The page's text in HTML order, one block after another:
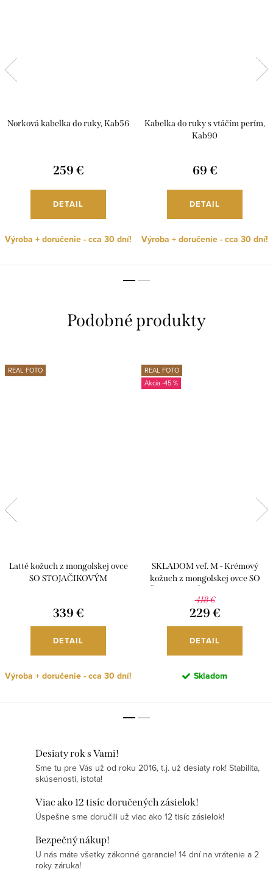
Norková kabelka do ruky, Kab56
259 €
DETAIL
Výroba + doručenie - cca 30 dní!
Kabelka do ruky s vtáčím perím,
Kab90
69 €
DETAIL
Výroba + doručenie - cca 30 dní!
REAL FOTO
Latté kožuch z mongolskej ovce
SO STOJAČIKOVÝM
339 €
DETAIL
Výroba + doručenie - cca 30 dní!
REAL FOTO
-45 %
SKLADOM veľ. M - Krémový
kožuch z mongolskej ovce SO
K304
418 €
229 €
DETAIL
Skladom
Desiaty rok s Vami!
Sme tu pre Vás už od roku 2016, t.j. už desiaty rok! Stabilita,
skúsenosti, istota!
Viac ako 12 tisíc doručených zásielok!
Úspešne sme doručili už viac ako 12 tisíc zásielok!
Bezpečný nákup!
U nás máte všetky zákonné garancie! 14 dní na vrátenie a 2
roky záruka!